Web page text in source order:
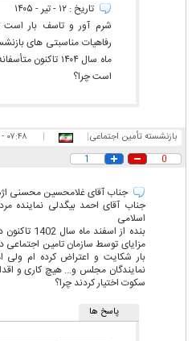
تاریخ : ۱۲ - تیر - ۱۴۰۵
شرم آور و تاسف بار است
رفاهیات مناسبتی های
ماه سال ۱۴۰۴
است چرا؟
بازنشسته تأمین اجتماعی|
|
۰۷:۴۸ - ۱۴۰۵/۰۳/۱۹
0
1
جناب آقای غلامحسین محسنی
جناب آقای احمد بیگدلی نماینده
اسلامی
بنده از
بار شکایت و اعتراض کرده ام ولی
سکوت اختیار کردند چرا؟
پاسخ ها